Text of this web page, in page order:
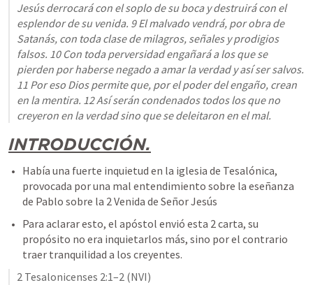
Jesús derrocará con el soplo de su boca y destruirá con el
esplendor de su venida. 9 El malvado vendrá, por obra de
Satanás, con toda clase de milagros, señales y prodigios
falsos. 10 Con toda perversidad engañará a los que se
pierden por haberse negado a amar la verdad y así ser salvos.
11 Por eso Dios permite que, por el poder del engaño, crean
en la mentira. 12 Así serán condenados todos los que no
creyeron en la verdad sino que se deleitaron en el mal.
INTRODUCCIÓN.
Había una fuerte inquietud en la iglesia de Tesalónica,
provocada por una mal entendimiento sobre la eseñanza
de Pablo sobre la 2 Venida de Señor Jesús
Para aclarar esto, el apóstol envió esta 2 carta, su
propósito no era inquietarlos más, sino por el contrario
traer tranquilidad a los creyentes.
2 Tesalonicenses 2:1–2 (NVI)